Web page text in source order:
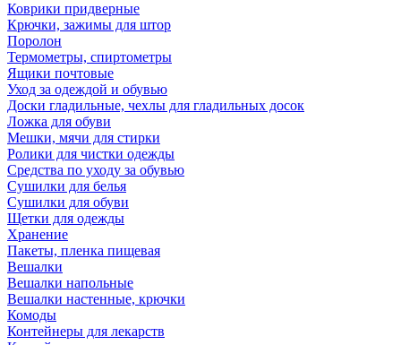
Коврики придверные
Крючки, зажимы для штор
Поролон
Термометры, спиртометры
Ящики почтовые
Уход за одеждой и обувью
Доски гладильные, чехлы для гладильных досок
Ложка для обуви
Мешки, мячи для стирки
Ролики для чистки одежды
Средства по уходу за обувью
Сушилки для белья
Сушилки для обуви
Щетки для одежды
Хранение
Пакеты, пленка пищевая
Вешалки
Вешалки напольные
Вешалки настенные, крючки
Комоды
Контейнеры для лекарств